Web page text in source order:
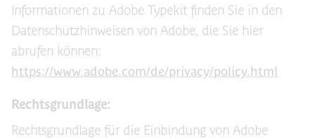
Informationen zu Adobe Typekit finden Sie in den
Datenschutzhinweisen von Adobe, die Sie hier
abrufen können:
https://www.adobe.com/de/privacy/policy.html
Rechtsgrundlage:
Rechtsgrundlage für die Einbindung von Adobe